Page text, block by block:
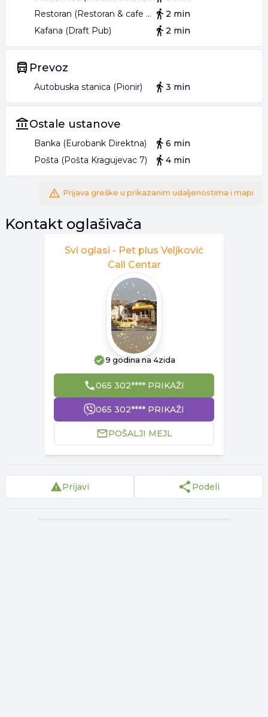
Restoran (Restoran & cafe Barum Barum)
2 min
Kafana (Draft Pub)
2 min
Prevoz
Autobuska stanica (Pionir) 3 min
Ostale ustanove
Banka (Eurobank Direktna)
6 min
Pošta (Pošta Kragujevac 7)
4 min
Prijava greške u prikazanim udaljenostima i mapi
Kontakt oglašivača
Svi oglasi - Pet plus Veljković
Call Centar
9 godinana 4zida
065 302**** PRIKAŽI
065 302**** PRIKAŽI
POŠALJI MEJL
Prijavi Podeli